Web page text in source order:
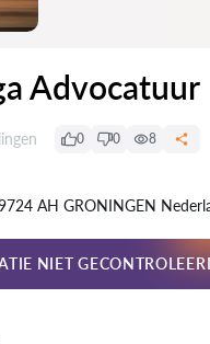
Advocatuur
0 0 8
AH GRONINGEN
NIET